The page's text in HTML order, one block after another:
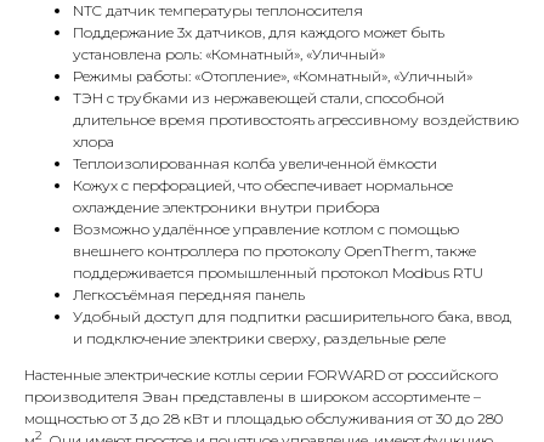
NTC датчик температуры теплоносителя
Поддержание 3х датчиков, для каждого может быть
установлена роль: «Комнатный», «Уличный»
Режимы работы: «Отопление», «Комнатный», «Уличный»
ТЭН с трубками из нержавеющей стали, способной
длительное время противостоять агрессивному воздействию
хлора
Теплоизолированная колба увеличенной ёмкости
Кожух с перфорацией, что обеспечивает нормальное
охлаждение электроники внутри прибора
Возможно удалённое управление котлом с помощью
внешнего контроллера по протоколу OpenTherm, также
поддерживается промышленный протокол Modbus RTU
Легкосъёмная передняя панель
Удобный доступ для подпитки расширительного бака, ввод
и подключение электрики сверху, раздельные реле
Настенные электрические котлы серии FORWARD от российского
производителя Эван представлены в широком ассортименте –
мощностью от 3 до 28 кВт и площадью обслуживания от 30 до 280
2
Адрес
Г.Москва Волоколамское шоссе,
71/22к2
Пн-вс с 9:00 до 18:00
Телефон
8 495 233-79-79
КОНТАКТЫ